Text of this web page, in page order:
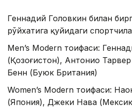
Геннадий Головкин билан
рўйхатига қуйидаги
Men’s Modern тоифаси:
(Қозоғистон), Антонио
Бенн (Буюк Британия)
Women’s Modern тоифаси:
(Япония), Джеки Нава